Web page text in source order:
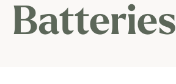
Batteries